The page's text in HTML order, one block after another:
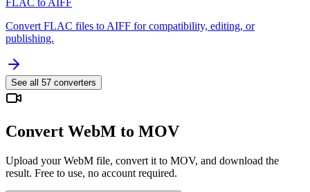
Convert FLAC files to AIFF for compatibility, editing, or
publishing.
See all 57 converters
Convert WebM to MOV
Upload your WebM file, convert it to MOV, and download the
result. Free to use, no account required.